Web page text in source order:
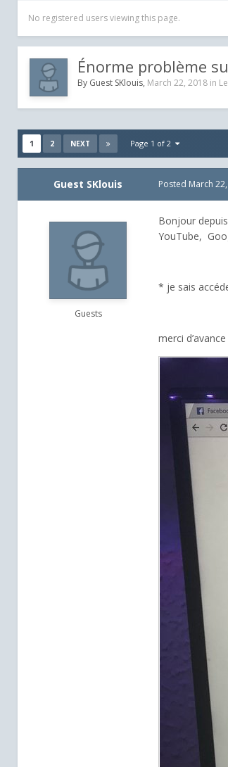
No registered users viewing this page.
Énorme problème
By Guest SKlouis, March 22, 2018 in
1 2 NEXT Page 1 of 2
Guest SKlouis
Guests
Posted March
Bonjour
YouTube,
* je sais
merci d’avance